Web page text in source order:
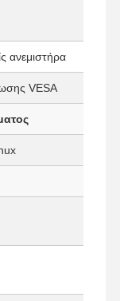
ανεμιστήρα
VESA